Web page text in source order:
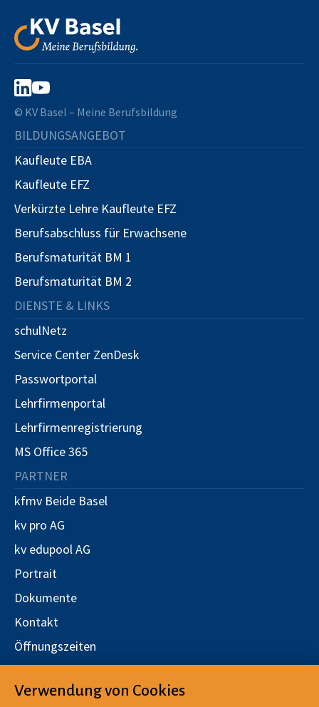
© KV Basel – Meine Berufsbildung
BILDUNGSANGEBOT
Kaufleute EBA
Kaufleute EFZ
Verkürzte Lehre Kaufleute EFZ
Berufsabschluss für Erwachsene
Berufsmaturität BM 1
Berufsmaturität BM 2
DIENSTE & LINKS
schulNetz
Service Center ZenDesk
Passwortportal
Lehrfirmenportal
Lehrfirmenregistrierung
MS Office 365
PARTNER
kfmv Beide Basel
kv pro AG
kv edupool AG
Portrait
Dokumente
Kontakt
Öffnungszeiten
Stellen
Verwendung von Cookies